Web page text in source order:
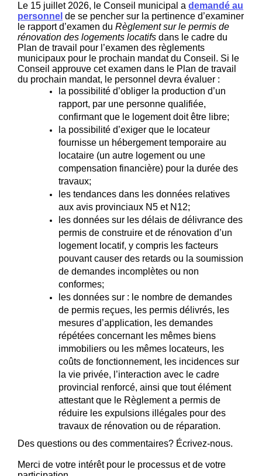
Le 15 juillet 2026, le Conseil municipal a demandé au
personnel(Liens externes)
de se pencher sur la pertinence d’examiner
le rapport d’examen du Règlement sur le permis de
rénovation des logements locatifs dans le cadre du
Plan de travail pour l’examen des règlements
municipaux pour le prochain mandat du Conseil. Si le
Conseil approuve cet examen dans le Plan de travail
du prochain mandat, le personnel devra évaluer :
la possibilité d’obliger la production d’un
rapport, par une personne qualifiée,
confirmant que le logement doit être libre;
la possibilité d’exiger que le locateur
fournisse un hébergement temporaire au
locataire (un autre logement ou une
compensation financière) pour la durée des
travaux;
les tendances dans les données relatives
aux avis provinciaux N5 et N12;
les données sur les délais de délivrance des
permis de construire et de rénovation d’un
logement locatif, y compris les facteurs
pouvant causer des retards ou la soumission
de demandes incomplètes ou non
conformes;
les données sur : le nombre de demandes
de permis reçues, les permis délivrés, les
mesures d’application, les demandes
répétées concernant les mêmes biens
immobiliers ou les mêmes locateurs, les
coûts de fonctionnement, les incidences sur
la vie privée, l’interaction avec le cadre
provincial renforcé, ainsi que tout élément
attestant que le Règlement a permis de
réduire les expulsions illégales pour des
travaux de rénovation ou de réparation.
Des questions ou des commentaires? Écrivez-nous.
Merci de votre intérêt pour le processus et de votre